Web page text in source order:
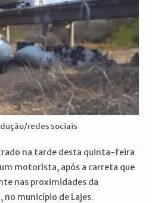
redes sociais
na tarde desta quinta-feira
motorista, após a carreta que
nas proximidades da
no município de Lajes.